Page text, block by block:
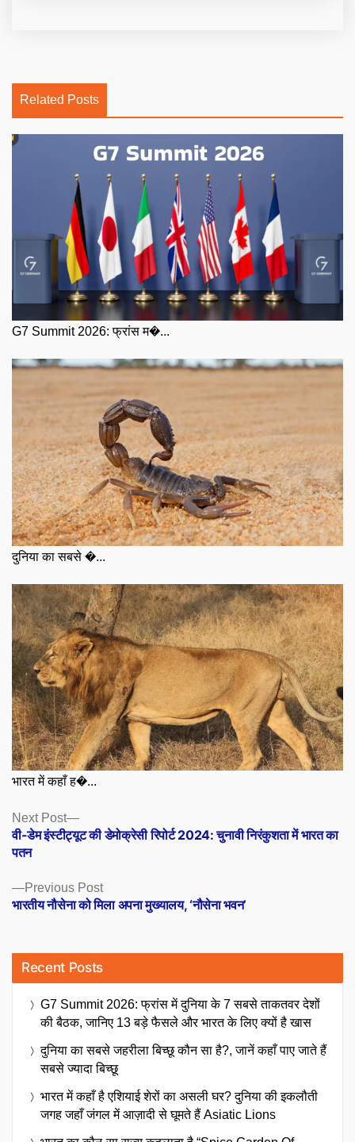
Related Posts
G7 Summit 2026: फ्रांस म�...
दुनिया का सबसे �...
भारत में कहाँ ह�...
Posts
navigation
Previous PostPrevious
post:
भारतीय नौसेना को मिला अपना मुख्यालय, ‘नौसेना भवन’
Next Post
Next
post:
वी-डेम इंस्टीट्यूट की डेमोक्रेसी रिपोर्ट 2024: चुनावी निरंकुशता में भारत का
पतन
Recent Posts
G7 Summit 2026: फ्रांस में दुनिया के 7 सबसे ताकतवर देशों
की बैठक, जानिए 13 बड़े फैसले और भारत के लिए क्यों है खास
दुनिया का सबसे जहरीला बिच्छू कौन सा है?, जानें कहाँ पाए जाते हैं
सबसे ज्यादा बिच्छू
भारत में कहाँ है एशियाई शेरों का असली घर? दुनिया की इकलौती
जगह जहाँ जंगल में आज़ादी से घूमते हैं Asiatic Lions